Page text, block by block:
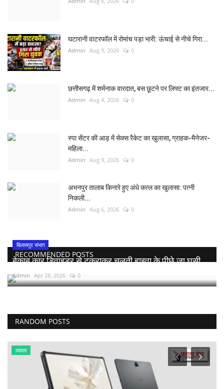
घटारानी वाटरफॉल में रोमांच पड़ा भारी: ऊंचाई से नीचे गिरा...
Admin Aug 9, 2026 0
छत्तीसगढ़ में शर्मनाक वारदात, बस छूटने पर लिफ्ट का इंतजार...
Admin Aug 4, 2026 0
स्पा सेंटर की आड़ में सेक्स रैकेट का खुलासा, ग्राहक-मैनेजर-
महिला...
Admin Aug 9, 2026 0
अभनपुर तालाब किनारे हुए अंधे कत्ल का खुलासा: पत्नी
निकली...
Admin Aug 6, 2026 0
RECOMMENDED POSTS
बिलासपुर संभाग
बेकाबू कार डिवाइडर से टकराकर चलती हाइवा के पीछे जा घुसी,...
Admin Apr 28, 2026 0
RANDOM POSTS
रायपुर संभाग